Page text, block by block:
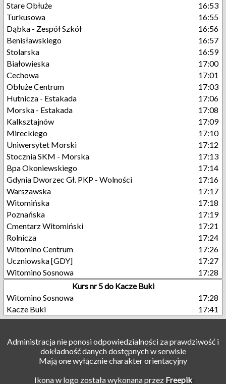
Stare Obłuże
16:53
Turkusowa
16:55
Dąbka - Zespół Szkół
16:56
Benisławskiego
16:57
Stolarska
16:59
Białowieska
17:00
Cechowa
17:01
Obłuże Centrum
17:03
Hutnicza - Estakada
17:06
Morska - Estakada
17:08
Kalksztajnów
17:09
Mireckiego
17:10
Uniwersytet Morski
17:12
Stocznia SKM - Morska
17:13
Bpa Okoniewskiego
17:14
Gdynia Dworzec Gł. PKP - Wolności
17:16
Warszawska
17:17
Witomińska
17:18
Poznańska
17:19
Cmentarz Witomiński
17:21
Rolnicza
17:24
Witomino Centrum
17:26
Uczniowska [GDY]
17:27
Witomino Sosnowa
17:28
Kurs nr 5 do Kacze Buki
Witomino Sosnowa
17:28
Kacze Buki
17:41
Administracja nie ponosi odpowiedzialności za prawdziwość i
dokładność danych dostępnych w serwisie
Mają one wyłącznie charakter orientacyjny
Ikona w logo została wykonana przez Freepik